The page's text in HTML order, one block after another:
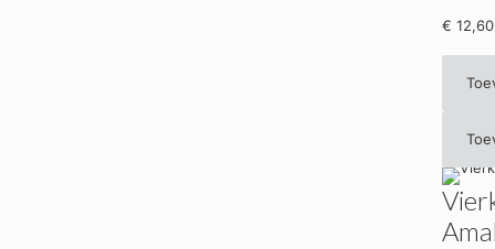
€ 12,60